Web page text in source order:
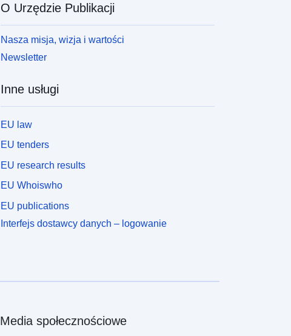
O Urzędzie Publikacji
Nasza misja, wizja i wartości
Newsletter
Inne usługi
EU law
EU tenders
EU research results
EU Whoiswho
EU publications
Interfejs dostawcy danych – logowanie
Media społecznościowe